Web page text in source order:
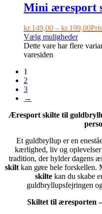
Mini æresport
kr.149,00 – kr.199,00
Vælg muligheder
Dette vare har flere
varesiden
1
2
3
→
Æresport skilte til
Et guldbryllup er en
kærlighed, liv og oplevelser
tradition, der hylder dagens
skiltkan gøre hele forskellen.
skilte kan du skabe
guldbryllupsfejringen
Skiltet til æresporten